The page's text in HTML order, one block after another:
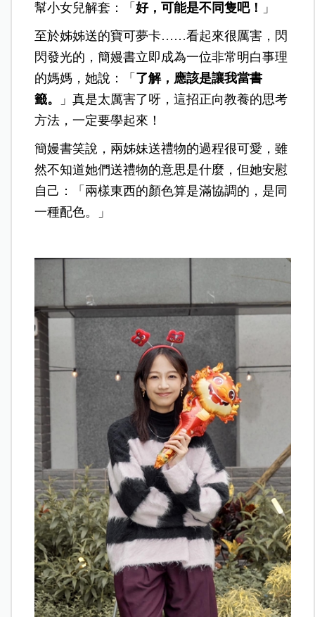
幫小女兒解套：「好，可能是不同隻吧！
」
至於姊姊送的寶可夢卡……看起來很厲害，閃
閃發光的，簡嫚書立即成為一位非常明白事理
的媽媽，她說：「 了解，應該是讓我當書
籤。
」真是太厲害了呀，這招正向教養的思考
方法，一定要學起來！
簡嫚書笑說，兩姊妹送禮物的過程很可愛，雖
然不知道她們送禮物的意思是什麼，但她安慰
自己：「兩樣東西的顏色算是滿協調的，是同
一種配色。」